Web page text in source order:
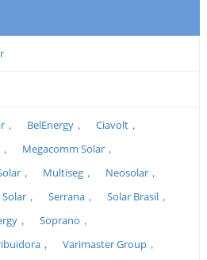
BelEnergy，
Ciavolt，
Megacomm Solar，
，
Multiseg，
Neosolar，
，
Serrana，
Solar Brasil，
，
Soprano，
，
Varimaster Group，